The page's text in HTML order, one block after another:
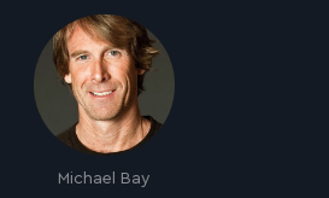
Michael Bay